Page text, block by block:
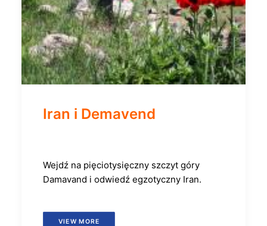
Iran i Demavend
Wejdź na pięciotysięczny szczyt góry
Damavand i odwiedź egzotyczny Iran.
VIEW MORE